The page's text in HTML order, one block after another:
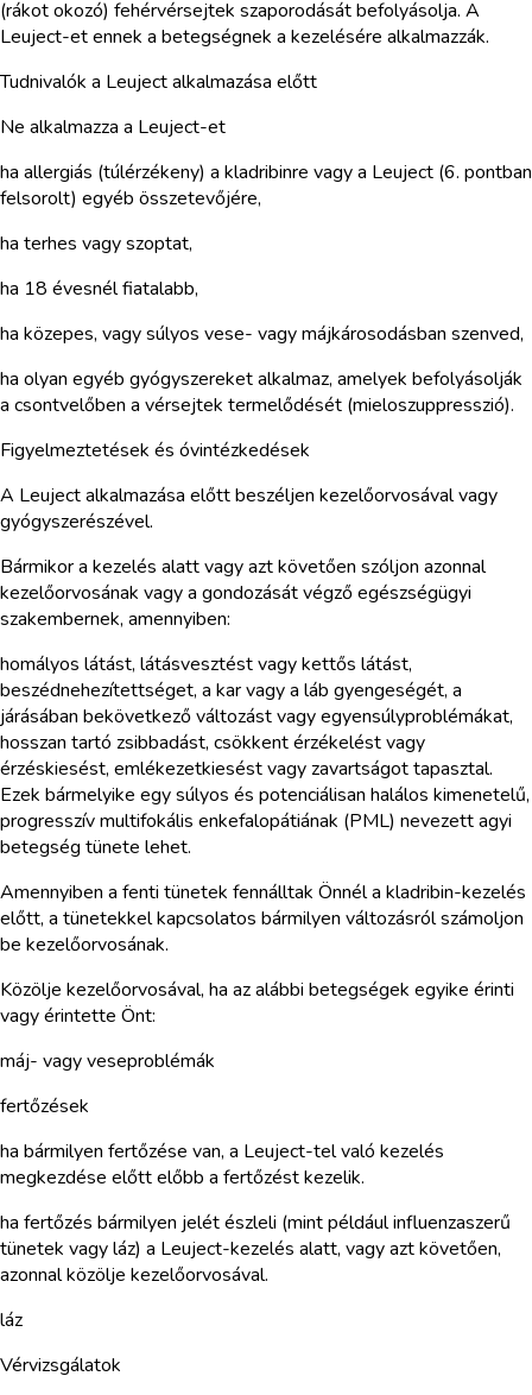
(rákot okozó) fehérvérsejtek szaporodását befolyásolja. A
Leuject-et ennek a betegségnek a kezelésére alkalmazzák.
Tudnivalók a Leuject alkalmazása előtt
Ne alkalmazza a Leuject-et
ha allergiás (túlérzékeny) a kladribinre vagy a Leuject (6. pontban
felsorolt) egyéb összetevőjére,
ha terhes vagy szoptat,
ha 18 évesnél fiatalabb,
ha közepes, vagy súlyos vese- vagy májkárosodásban szenved,
ha olyan egyéb gyógyszereket alkalmaz, amelyek befolyásolják
a csontvelőben a vérsejtek termelődését (mieloszuppresszió).
Figyelmeztetések és óvintézkedések
A Leuject alkalmazása előtt beszéljen kezelőorvosával vagy
gyógyszerészével.
Bármikor a kezelés alatt vagy azt követően szóljon azonnal
kezelőorvosának vagy a gondozását végző egészségügyi
szakembernek, amennyiben:
homályos látást, látásvesztést vagy kettős látást,
beszédnehezítettséget, a kar vagy a láb gyengeségét, a
járásában bekövetkező változást vagy egyensúlyproblémákat,
hosszan tartó zsibbadást, csökkent érzékelést vagy
érzéskiesést, emlékezetkiesést vagy zavartságot tapasztal.
Ezek bármelyike egy súlyos és potenciálisan halálos kimenetelű,
progresszív multifokális enkefalopátiának (PML) nevezett agyi
betegség tünete lehet.
Amennyiben a fenti tünetek fennálltak Önnél a kladribin-kezelés
előtt, a tünetekkel kapcsolatos bármilyen változásról számoljon
be kezelőorvosának.
Közölje kezelőorvosával, ha az alábbi betegségek egyike érinti
vagy érintette Önt:
máj- vagy veseproblémák
fertőzések
ha bármilyen fertőzése van, a Leuject-tel való kezelés
megkezdése előtt előbb a fertőzést kezelik.
ha fertőzés bármilyen jelét észleli (mint például influenzaszerű
tünetek vagy láz) a Leuject-kezelés alatt, vagy azt követően,
azonnal közölje kezelőorvosával.
láz
Vérvizsgálatok